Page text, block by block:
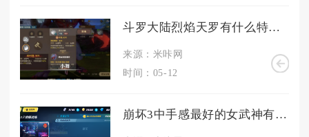
斗罗大陆烈焰天罗有什么特殊效果
来源：米咔网
时间：05-12
崩坏3中手感最好的女武神有哪些特点